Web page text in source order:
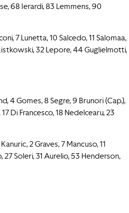
68 Ierardi, 83 Lemmens, 90
7 Lunetta, 10 Salcedo, 11 Salomaa,
32 Lepore, 44 Guglielmotti,
4 Gomes, 8 Segre, 9 Brunori (Cap.),
Di Francesco, 18 Nedelcearu, 23
2 Graves, 7 Mancuso, 11
Soleri, 31 Aurelio, 53 Henderson,